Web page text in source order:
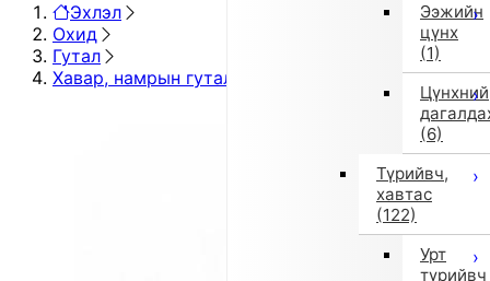
Ээжийн
цүнх
(1)
Цүнхний
(6)
Түрийвч,
хавтас
(122)
Урт
түрийвч
Эхлэл
Охид
Гутал
Хавар, намрын гутал